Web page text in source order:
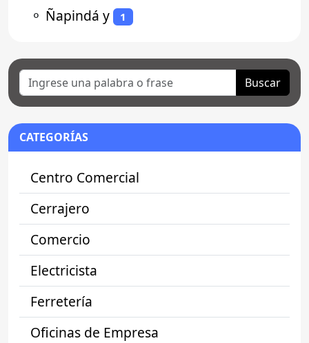
⚬ Ñapindá y 1
Buscar
CATEGORÍAS
Centro Comercial
Cerrajero
Comercio
Electricista
Ferretería
Oficinas de Empresa